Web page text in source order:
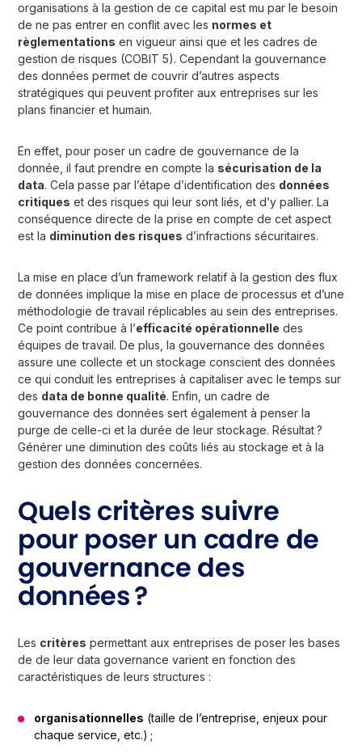
organisations à la gestion de ce capital est mu par le besoin
de ne pas entrer en conflit avec les normes et
règlementations en vigueur ainsi que et les cadres de
gestion de risques (COBIT 5). Cependant la gouvernance
des données permet de couvrir d’autres aspects
stratégiques qui peuvent profiter aux entreprises sur les
plans financier et humain.
En effet, pour poser un cadre de gouvernance de la
donnée, il faut prendre en compte la sécurisation de la
data. Cela passe par l’étape d’identification des données
critiques et des risques qui leur sont liés, et d’y pallier. La
conséquence directe de la prise en compte de cet aspect
est la diminution des risques d’infractions sécuritaires.
La mise en place d’un framework relatif à la gestion des flux
de données implique la mise en place de processus et d’une
méthodologie de travail réplicables au sein des entreprises.
Ce point contribue à l’efficacité opérationnelle des
équipes de travail. De plus, la gouvernance des données
assure une collecte et un stockage conscient des données
ce qui conduit les entreprises à capitaliser avec le temps sur
des data de bonne qualité. Enfin, un cadre de
gouvernance des données sert également à penser la
purge de celle-ci et la durée de leur stockage. Résultat ?
Générer une diminution des coûts liés au stockage et à la
gestion des données concernées.
Quels critères suivre
pour poser un cadre de
gouvernance des
données ?
Les critères permettant aux entreprises de poser les bases
de de leur data governance varient en fonction des
caractéristiques de leurs structures :
organisationnelles (taille de l’entreprise, enjeux pour
chaque service, etc.) ;